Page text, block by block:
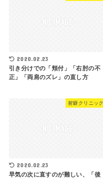
2020.02.23
引き分けでの「頬付」「右肘の不
正」「両肩のズレ」の直し方
射癖クリニック
2020.02.23
早気の次に直すのが難しい、「後